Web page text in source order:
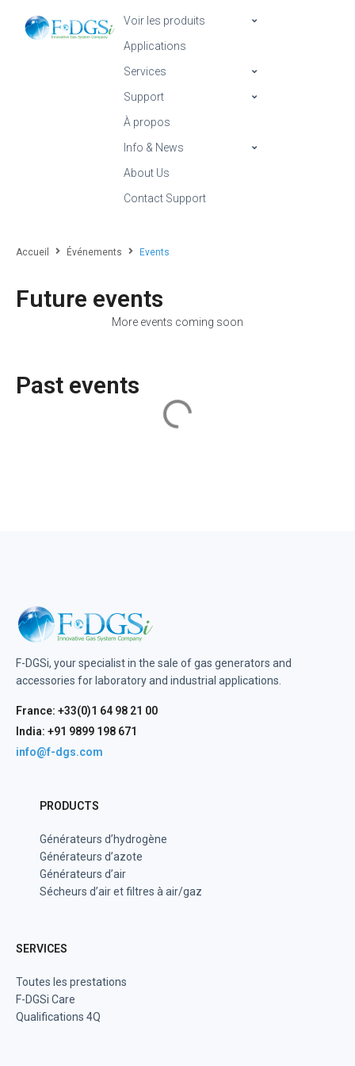
Voir les produits
Applications
Services
Support
À propos
Info & News
About Us
Contact Support
Accueil Événements Events
Future events
More events coming soon
Past events
F-DGSi, your specialist in the sale of gas generators and
accessories for laboratory and industrial applications.
France: +33(0)1 64 98 21 00
India: +91 9899 198 671
info@f-dgs.com
PRODUCTS
Générateurs d’hydrogène
Générateurs d’azote
Générateurs d’air
Sécheurs d’air et filtres à air/gaz
SERVICES
Toutes les prestations
F-DGSi Care
Qualifications 4Q